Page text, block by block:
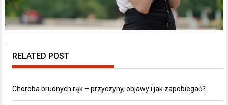
RELATED POST
Choroba brudnych rąk – przyczyny, objawy i jak zapobiegać?